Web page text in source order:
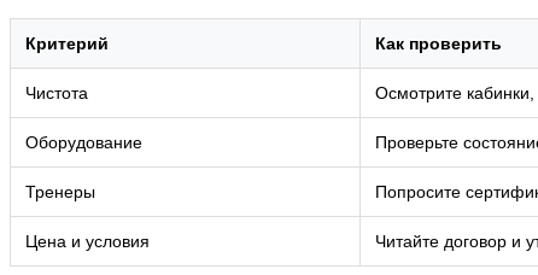
Критерий Как проверить
Чистота Осмотрите кабинки,
Оборудование Проверьте
Тренеры Попросите
Цена и условия Читайте договор и